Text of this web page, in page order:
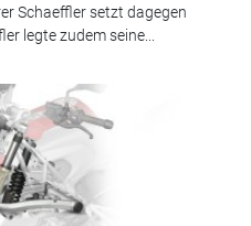
Schaeffler setzt dagegen
legte zudem seine...